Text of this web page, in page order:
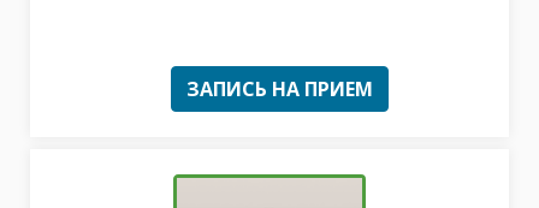
ЗАПИСЬ НА ПРИЕМ